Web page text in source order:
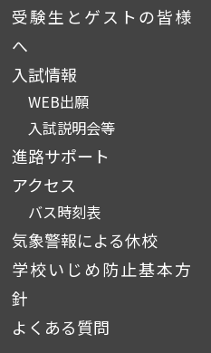
受験生とゲストの皆様
へ
入試情報
WEB出願
入試説明会等
進路サポート
アクセス
バス時刻表
気象警報による休校
学校いじめ防止基本方
針
よくある質問